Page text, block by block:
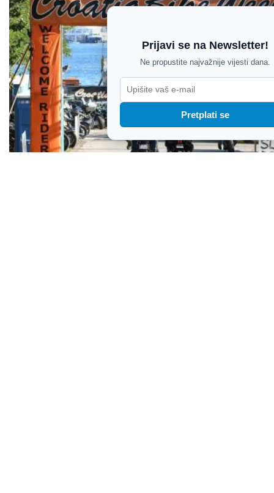
Prijavi se na Newsletter!
Ne propustite najvažnije vijesti dana.
Pretplati se